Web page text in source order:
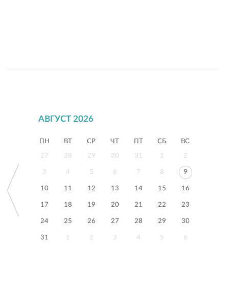
АВГУСТ 2026
ПН ВТ СР ЧТ ПТ СБ ВС
27 28 29 30 31 1 2
3 4 5 6 7 8 9
10 11 12 13 14 15 16
17 18 19 20 21 22 23
24 25 26 27 28 29 30
31 1 2 3 4 5 6